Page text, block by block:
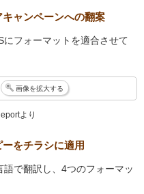
ャンペーンへの翻案
にフォーマットを適合させて
画像を拡大する
より
をチラシに適用
語で翻訳し、4つのフォーマッ